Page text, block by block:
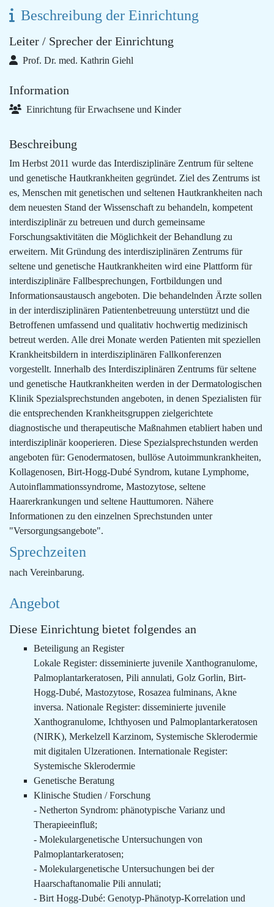
Beschreibung der Einrichtung
Leiter / Sprecher der Einrichtung
Prof. Dr. med. Kathrin Giehl
Information
Einrichtung für Erwachsene und Kinder
Beschreibung
Im Herbst 2011 wurde das Interdisziplinäre Zentrum für seltene
und genetische Hautkrankheiten gegründet. Ziel des Zentrums ist
es, Menschen mit genetischen und seltenen Hautkrankheiten nach
dem neuesten Stand der Wissenschaft zu behandeln, kompetent
interdisziplinär zu betreuen und durch gemeinsame
Forschungsaktivitäten die Möglichkeit der Behandlung zu
erweitern. Mit Gründung des interdisziplinären Zentrums für
seltene und genetische Hautkrankheiten wird eine Plattform für
interdisziplinäre Fallbesprechungen, Fortbildungen und
Informationsaustausch angeboten. Die behandelnden Ärzte sollen
in der interdisziplinären Patientenbetreuung unterstützt und die
Betroffenen umfassend und qualitativ hochwertig medizinisch
betreut werden. Alle drei Monate werden Patienten mit speziellen
Krankheitsbildern in interdisziplinären Fallkonferenzen
vorgestellt. Innerhalb des Interdisziplinären Zentrums für seltene
und genetische Hautkrankheiten werden in der Dermatologischen
Klinik Spezialsprechstunden angeboten, in denen Spezialisten für
die entsprechenden Krankheitsgruppen zielgerichtete
diagnostische und therapeutische Maßnahmen etabliert haben und
interdisziplinär kooperieren. Diese Spezialsprechstunden werden
angeboten für: Genodermatosen, bullöse Autoimmunkrankheiten,
Kollagenosen, Birt-Hogg-Dubé Syndrom, kutane Lymphome,
Autoinflammationssyndrome, Mastozytose, seltene
Haarerkrankungen und seltene Hauttumoren. Nähere
Informationen zu den einzelnen Sprechstunden unter
"Versorgungsangebote".
Sprechzeiten
nach Vereinbarung.
Angebot
Diese Einrichtung bietet folgendes an
Beteiligung an Register
Lokale Register: disseminierte juvenile Xanthogranulome,
Palmoplantarkeratosen, Pili annulati, Golz Gorlin, Birt-
Hogg-Dubé, Mastozytose, Rosazea fulminans, Akne
inversa. Nationale Register: disseminierte juvenile
Xanthogranulome, Ichthyosen und Palmoplantarkeratosen
(NIRK), Merkelzell Karzinom, Systemische Sklerodermie
mit digitalen Ulzerationen. Internationale Register:
Systemische Sklerodermie
Genetische Beratung
Klinische Studien / Forschung
- Netherton Syndrom: phänotypische Varianz und
Therapieeinfluß;
- Molekulargenetische Untersuchungen von
Palmoplantarkeratosen;
- Molekulargenetische Untersuchungen bei der
Haarschaftanomalie Pili annulati;
- Birt Hogg-Dubé: Genotyp-Phänotyp-Korrelation und